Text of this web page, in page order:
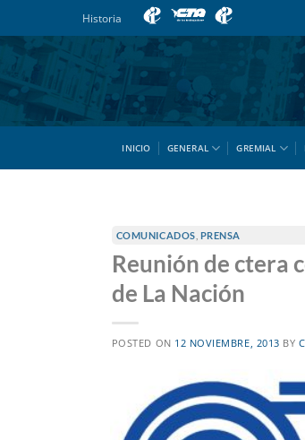
al
contenido
Historia
INICIO GENERAL GREMIAL
COMUNICADOS PRENSA
Reunión de ctera
de La Nación
POSTED ON 12 NOVIEMBRE, 2013 BY